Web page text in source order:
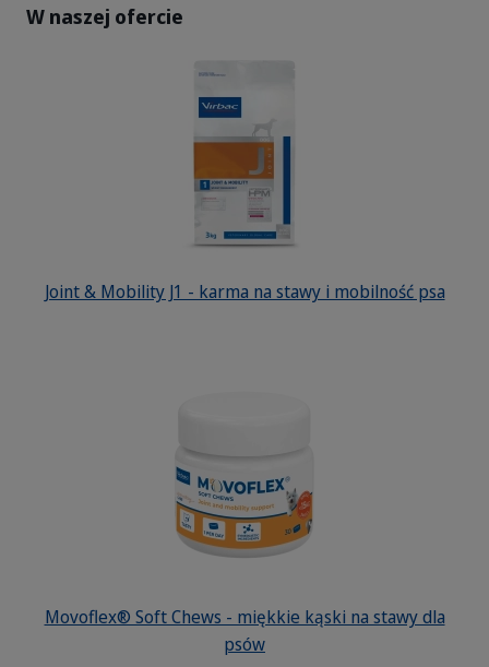
W naszej ofercie
Joint & Mobility J1 - karma na stawy i mobilność psa
Movoflex® Soft Chews - miękkie kąski na stawy dla
psów